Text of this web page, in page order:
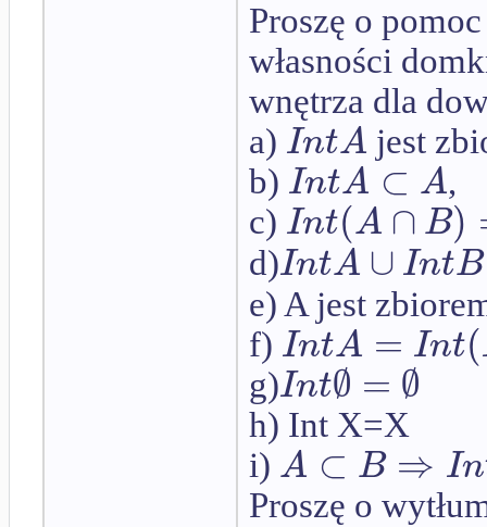
Proszę o
własności
wnętrza dla
a) IntA jest
b) IntA ⊂ A,
c) Int(A ∩B)
d)IntA ∪IntB
e) A jest
f) IntA = Int(
g)Int∅ = ∅
h) Int X=X
i) A ⊂ B ⇒ In
Proszę o